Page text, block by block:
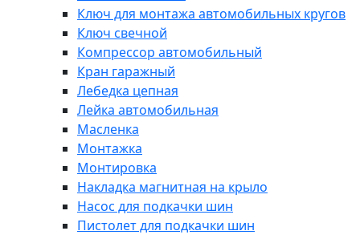
Ключ для монтажа автомобильных кругов
Ключ свечной
Компрессор автомобильный
Кран гаражный
Лебедка цепная
Лейка автомобильная
Масленка
Монтажка
Монтировка
Накладка магнитная на крыло
Насос для подкачки шин
Пистолет для подкачки шин